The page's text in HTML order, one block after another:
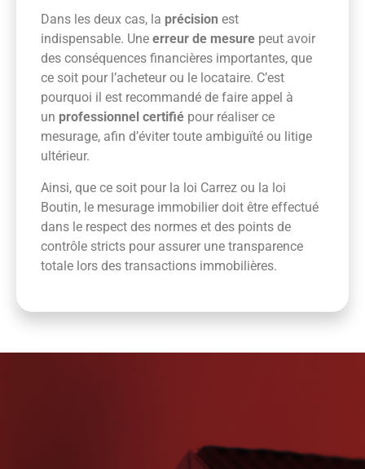
Dans les deux cas, la précision est
indispensable. Une erreur de mesure peut avoir
des conséquences financières importantes, que
ce soit pour l’acheteur ou le locataire. C’est
pourquoi il est recommandé de faire appel à
un professionnel certifié pour réaliser ce
mesurage, afin d’éviter toute ambiguïté ou litige
ultérieur.
Ainsi, que ce soit pour la loi Carrez ou la loi
Boutin, le mesurage immobilier doit être effectué
dans le respect des normes et des points de
contrôle stricts pour assurer une transparence
totale lors des transactions immobilières.